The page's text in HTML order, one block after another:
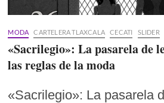
MODA CARTELERA TLAXCALA CECATI SLIDER
«Sacrilegio»: La pasarela de
las reglas de la moda
«Sacrilegio»: La pasarela